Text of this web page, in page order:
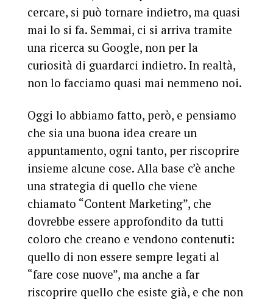
cercare, si può tornare indietro, ma quasi
mai lo si fa. Semmai, ci si arriva tramite
una ricerca su Google, non per la
curiosità di guardarci indietro. In realtà,
non lo facciamo quasi mai nemmeno noi.
Oggi lo abbiamo fatto, però, e pensiamo
che sia una buona idea creare un
appuntamento, ogni tanto, per riscoprire
insieme alcune cose. Alla base c’è anche
una strategia di quello che viene
chiamato “Content Marketing”, che
dovrebbe essere approfondito da tutti
coloro che creano e vendono contenuti:
quello di non essere sempre legati al
“fare cose nuove”, ma anche a far
riscoprire quello che esiste già, e che non